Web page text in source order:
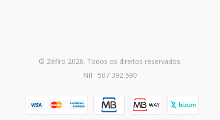
© Zéfiro 2026. Todos os direitos reservados.
NIF: 507 392 590